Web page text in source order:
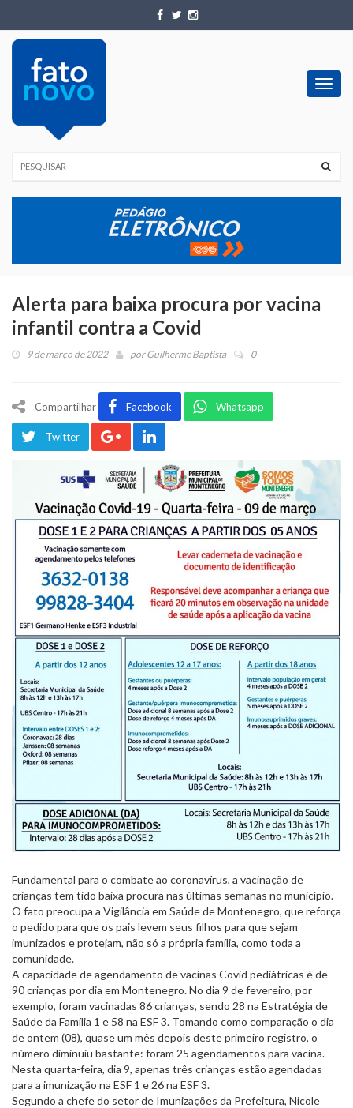
Alerta para baixa procura por vacina
infantil contra a Covid
9 de março de 2022 porGuilherme Baptista 0
Compartilhar Facebook Whatsapp
Twitter
Fundamental para o combate ao coronavírus, a vacinação de
crianças tem tido baixa procura nas últimas semanas no município.
O fato preocupa a Vigilância em Saúde de Montenegro, que reforça
o pedido para que os pais levem seus filhos para que sejam
imunizados e protejam, não só a própria família, como toda a
comunidade.
A capacidade de agendamento de vacinas Covid pediátricas é de
90 crianças por dia em Montenegro. No dia 9 de fevereiro, por
exemplo, foram vacinadas 86 crianças, sendo 28 na Estratégia de
Saúde da Família 1 e 58 na ESF 3. Tomando como comparação o dia
de ontem (08), quase um mês depois deste primeiro registro, o
número diminuiu bastante: foram 25 agendamentos para vacina.
Nesta quarta-feira, dia 9, apenas três crianças estão agendadas
para a imunização na ESF 1 e 26 na ESF 3.
Segundo a chefe do setor de Imunizações da Prefeitura, Nicole